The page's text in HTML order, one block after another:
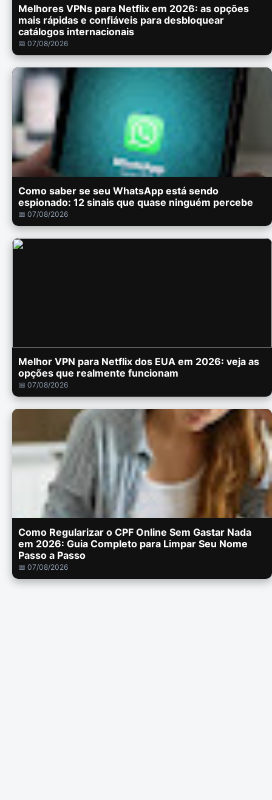
Melhores VPNs para Netflix em 2026: as opções
mais rápidas e confiáveis para desbloquear
catálogos internacionais
📅 07/08/2026
Como saber se seu WhatsApp está sendo
espionado: 12 sinais que quase ninguém percebe
📅 07/08/2026
Melhor VPN para Netflix dos EUA em 2026: veja as
opções que realmente funcionam
📅 07/08/2026
Como Regularizar o CPF Online Sem Gastar Nada
em 2026: Guia Completo para Limpar Seu Nome
Passo a Passo
📅 07/08/2026